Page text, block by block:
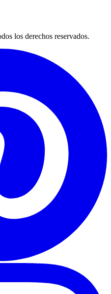
los derechos reservados.